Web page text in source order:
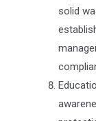
solid